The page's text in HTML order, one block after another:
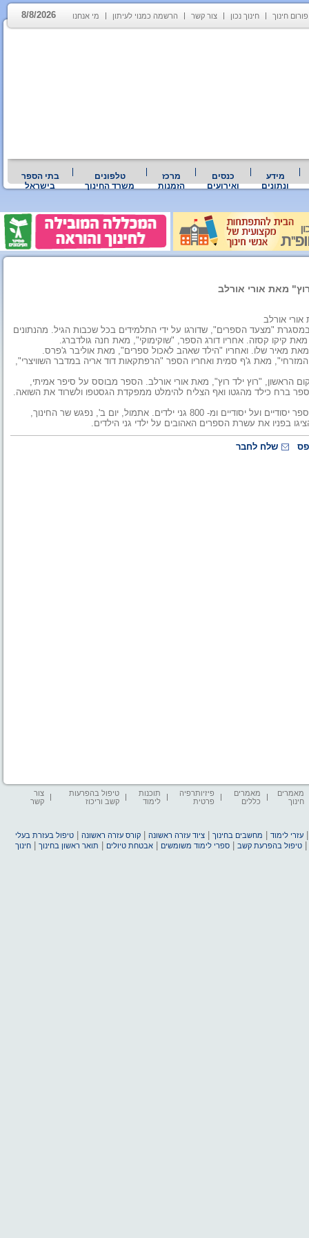
פורום חינוך חינוך נכון צור קשר הרשמה כמנוי לעיתון מי אנחנו 8/8/2026
מידע
ונתונים
כנסים
ואירועים
מרכז
הזמנות
טלפונים
משרד החינוך
בתי הספר
בישראל
מאת אורי אורלב
אורלב
"מצעד הספרים", שדורגו על ידי התלמידים בכל שכבות הגיל. מהנתונים
קיקו קסזה. אחריו דורג הספר, "שוקימוקי", מאת חנה גולדברג.
מאיר שלו. ואחריו "הילד שאהב לאכול ספרים", מאת אוליבר ג'פרס.
מאת ג'ף סמית ואחריו הספר "הרפתקאות דוד אריה במדבר השוויצרי",
הראשון, "רוץ ילד רוץ", מאת אורי אורלב. הספר מבוסס על סיפר אמיתי,
ברח כילד מהגטו ואף הצליח להימלט ממפקדת הגסטפו ולשרוד את השואה.
במצעד הספרים השתתפו השנה כ- 250,000 תלמידים מ-1,100 בתי ספר יסודיים ועל יסודיים ומ- 800 גני ילדים. אתמול, יום ב', נפגש שר החינוך,
בפניו את עשרת הספרים האהובים על ילדי גני הילדים.
שלח לחבר
מאמרים
חינוך
מאמרים
כללים
פיזיותרפיה
פרטית
תוכנות
לימוד
טיפול בהפרעות
קשב וריכוז
צור
קשר
עזרי לימוד מחשבים בחינוך |ציוד עזרה ראשונה |קורס עזרה ראשונה |טיפול בעזרת בעלי
|טיפול בהפרעת קשב |ספרי לימוד משומשים |אבטחת טיולים תואר ראשון בחינוך |חינוך